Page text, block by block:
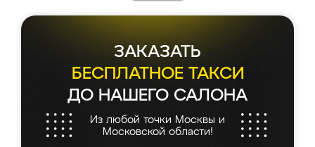
ЗАКАЗАТЬ
БЕСПЛАТНОЕ ТАКСИ
ДО НАШЕГО САЛОНА
Из любой точки Москвы и
Московской области!